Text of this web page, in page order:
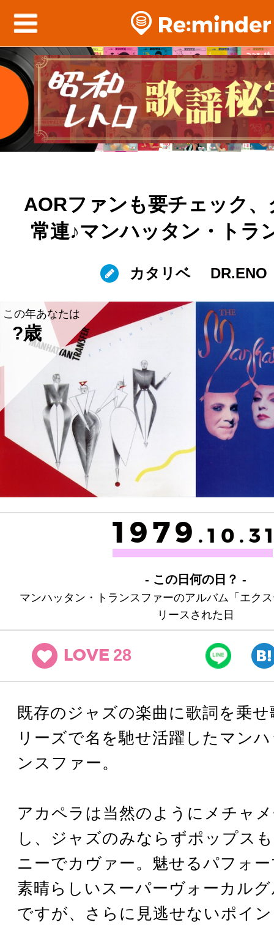
AORファンも要チェック
常連♪マンハッタン・トラ
カタリベ DR.ENO
この年あなたは
?歳
1979
- この日何の日？ -
マンハッタン・トランスファーのアルバム「エク
リースされた日
LOVE 28
既存のジャズの楽曲に歌詞を乗
リーズで名を馳せ活躍したマン
ンスファー。
アカペラは当然のようにメチャ
し、ジャズのみならずポップス
ニーでカヴァー。魅せるパフォ
素晴らしいスーパーヴォーカル
ですが、さらに見逃せないポイ